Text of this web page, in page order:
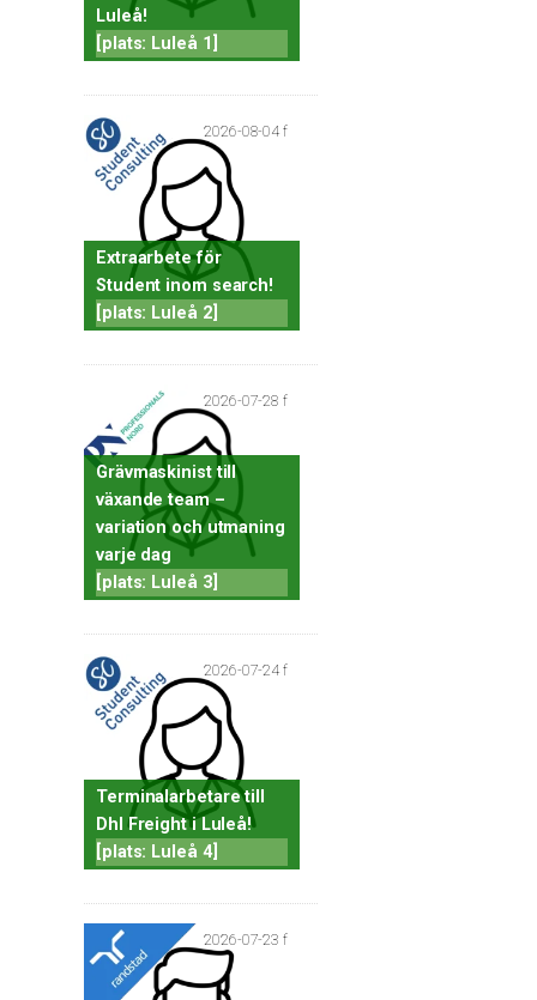
Luleå!
[plats: Luleå 1]
2026-08-04 f
Extraarbete för
Student inom search!
[plats: Luleå 2]
2026-07-28 f
Grävmaskinist till
växande team –
variation och utmaning
varje dag
[plats: Luleå 3]
2026-07-24 f
Terminalarbetare till
Dhl Freight i Luleå!
[plats: Luleå 4]
2026-07-23 f